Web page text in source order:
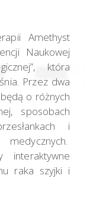
Amethyst
Naukowej
która
Przez dwa
o różnych
sposobach
i
interaktywne
raka szyjki i